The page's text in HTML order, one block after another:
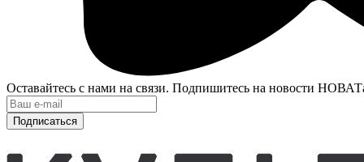
Оставайтесь с нами на связи. Подпишитесь на новости
Подписаться